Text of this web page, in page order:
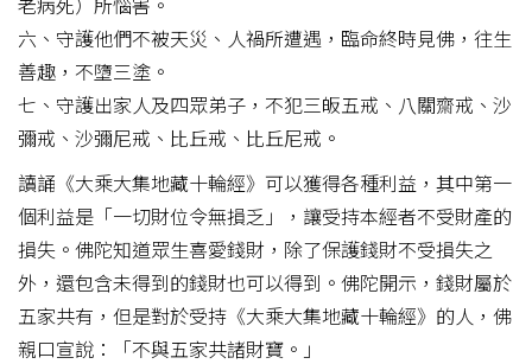
六、守護他們不被天災、人禍所遭遇，臨命終時見佛，往生
善趣，不墮三塗。
七、守護出家人及四眾弟子，不犯三皈五戒、八關齋戒、沙
彌戒、沙彌尼戒、比丘戒、比丘尼戒。
讀誦《大乘大集地藏十輪經》可以獲得各種利益，其中第一
個利益是「一切財位令無損乏」，讓受持本經者不受財產的
損失。佛陀知道眾生喜愛錢財，除了保護錢財不受損失之
外，還包含未得到的錢財也可以得到。佛陀開示，錢財屬於
五家共有，但是對於受持《大乘大集地藏十輪經》的人，佛
親口宣說：「不與五家共諸財寶。」